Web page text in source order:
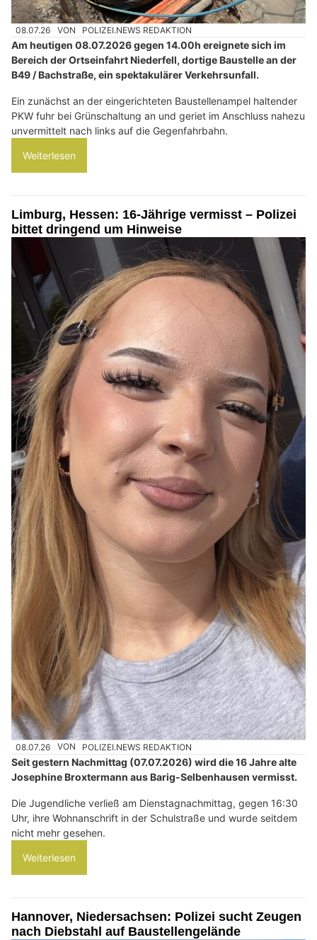
08.07.26 VON POLIZEI.NEWS REDAKTION
Am heutigen 08.07.2026 gegen 14.00h ereignete sich im
Bereich der Ortseinfahrt Niederfell, dortige Baustelle an der
B49 / Bachstraße, ein spektakulärer Verkehrsunfall.
Ein zunächst an der eingerichteten Baustellenampel haltender
PKW fuhr bei Grünschaltung an und geriet im Anschluss nahezu
unvermittelt nach links auf die Gegenfahrbahn.
Weiterlesen
Limburg, Hessen: 16-Jährige vermisst – Polizei
bittet dringend um Hinweise
08.07.26 VON POLIZEI.NEWS REDAKTION
Seit gestern Nachmittag (07.07.2026) wird die 16 Jahre alte
Josephine Broxtermann aus Barig-Selbenhausen vermisst.
Die Jugendliche verließ am Dienstagnachmittag, gegen 16:30
Uhr, ihre Wohnanschrift in der Schulstraße und wurde seitdem
nicht mehr gesehen.
Weiterlesen
Hannover, Niedersachsen: Polizei sucht Zeugen
nach Diebstahl auf Baustellengelände